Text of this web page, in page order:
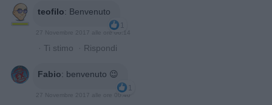
teofilo: Benvenuto
1
27 Novembre 2017 alle ore 00:14
· Ti stimo · Rispondi
Fabio: benvenuto 😉
1
27 Novembre 2017 alle ore 00:40